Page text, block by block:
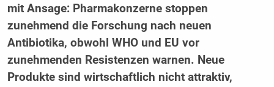
mit Ansage: Pharmakonzerne stoppen
zunehmend die Forschung nach neuen
Antibiotika, obwohl WHO und EU vor
zunehmenden Resistenzen warnen. Neue
Produkte sind wirtschaftlich nicht attraktiv,